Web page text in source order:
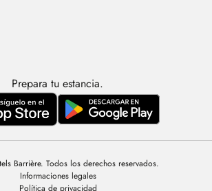
Prepara tu estancia.
Barrière. Todos los derechos reservados.
Informaciones legales
Política de privacidad